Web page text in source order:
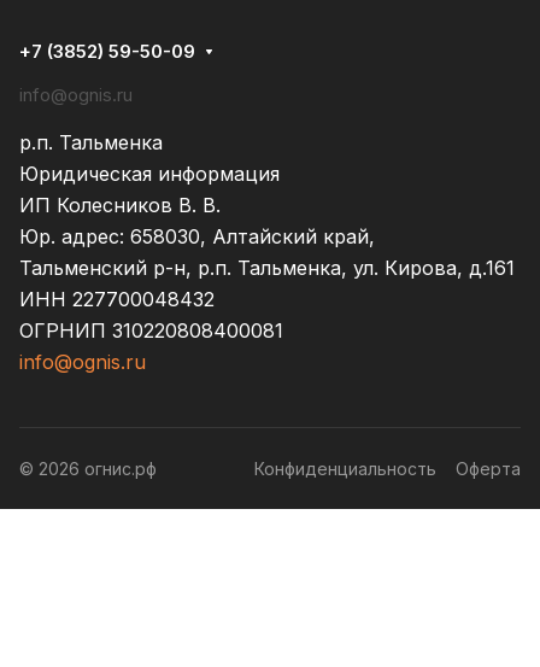
+7 (3852) 59-50-09
info@ognis.ru
р.п. Тальменка
Юридическая информация
ИП Колесников В. В.
Юр. адрес: 658030, Алтайский край,
Тальменский р-н, р.п. Тальменка, ул. Кирова, д.161
ИНН 227700048432
ОГРНИП 310220808400081
info@ognis.ru
© 2026 огнис.рф Конфиденциальность Оферта